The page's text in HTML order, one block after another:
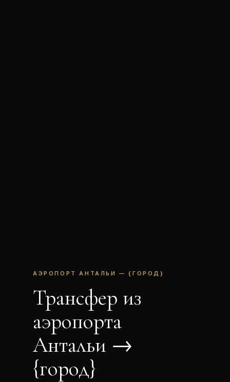
АЭРОПОРТ АНТАЛЬИ — {ГОРОД}
Трансфер из
аэропорта
Антальи →
{город}